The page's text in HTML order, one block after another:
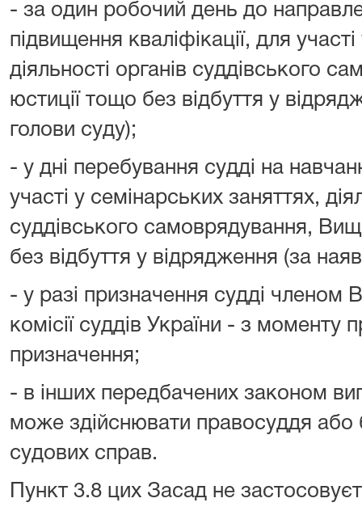
- за один робочий день до
підвищення кваліфікації, для
діяльності органів суддівського
юстиції тощо без відбуття у
голови суду);
- у дні перебування судді на
участі у семінарських заняттях,
суддівського самоврядування,
без відбуття у відрядження (за
- у разі призначення судді членом
комісії суддів України - з моменту
призначення;
- в інших передбачених законом
може здійснювати правосуддя або
судових справ.
Пункт 3.8 цих Засад не